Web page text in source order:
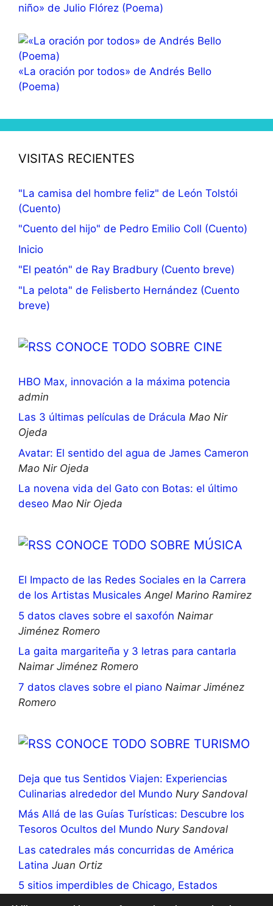
niño» de Julio Flórez (Poema)
«La oración por todos» de Andrés Bello
(Poema)
VISITAS RECIENTES
"La camisa del hombre feliz" de León Tolstói
(Cuento)
"Cuento del hijo" de Pedro Emilio Coll (Cuento)
Inicio
"El peatón" de Ray Bradbury (Cuento breve)
"La pelota" de Felisberto Hernández (Cuento
breve)
CONOCE TODO SOBRE CINE
HBO Max, innovación a la máxima potencia
admin
Las 3 últimas películas de Drácula Mao Nir
Ojeda
Avatar: El sentido del agua de James Cameron
Mao Nir Ojeda
La novena vida del Gato con Botas: el último
deseo Mao Nir Ojeda
CONOCE TODO SOBRE MÚSICA
El Impacto de las Redes Sociales en la Carrera
de los Artistas Musicales Angel Marino Ramirez
5 datos claves sobre el saxofón Naimar
Jiménez Romero
La gaita margariteña y 3 letras para cantarla
Naimar Jiménez Romero
7 datos claves sobre el piano Naimar Jiménez
Romero
CONOCE TODO SOBRE TURISMO
Deja que tus Sentidos Viajen: Experiencias
Culinarias alrededor del Mundo Nury Sandoval
Más Allá de las Guías Turísticas: Descubre los
Tesoros Ocultos del Mundo Nury Sandoval
Las catedrales más concurridas de América
Latina Juan Ortiz
5 sitios imperdibles de Chicago, Estados